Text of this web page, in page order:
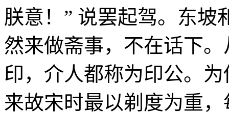
朕意！” 说罢起驾。东坡
然来做斋事，不在话下
印，介人都称为印公。
来故宋时最以剃度为重